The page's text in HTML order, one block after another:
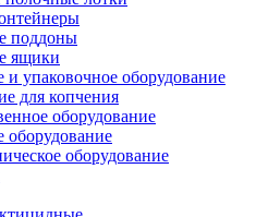
поддоны
ящики
и упаковочное оборудование
для копчения
оборудование
оборудование
оборудование